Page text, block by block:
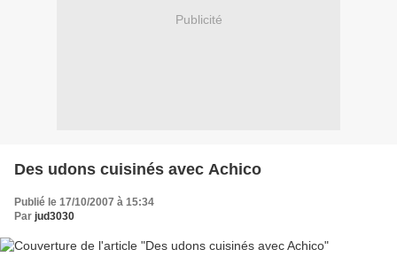
Publicité
Des udons cuisinés avec Achico
Publié le 17/10/2007 à 15:34
Par jud3030